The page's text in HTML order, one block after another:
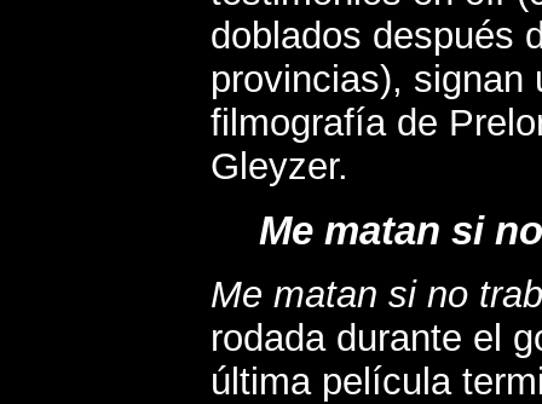
doblados después
provincias), signan
filmografía de
Gleyzer.
Me matan si
Me matan si no
rodada durante el
última película